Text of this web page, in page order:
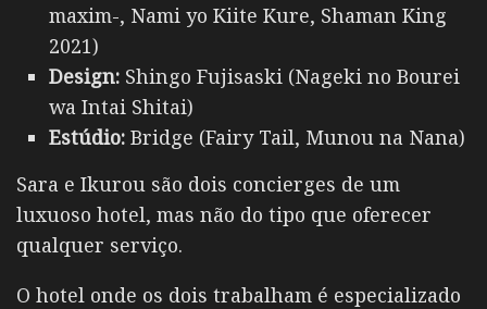
maxim-, Nami yo Kiite Kure, Shaman King
2021)
Design: Shingo Fujisaski (Nageki no Bourei
wa Intai Shitai)
Estúdio: Bridge (Fairy Tail, Munou na Nana)
Sara e Ikurou são dois concierges de um
luxuoso hotel, mas não do tipo que oferecer
qualquer serviço.
O hotel onde os dois trabalham é especializado